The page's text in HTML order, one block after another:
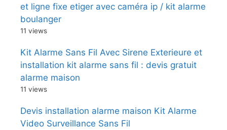
et ligne fixe etiger avec caméra ip / kit alarme
boulanger
11 views
Kit Alarme Sans Fil Avec Sirene Exterieure et
installation kit alarme sans fil : devis gratuit
alarme maison
11 views
Devis installation alarme maison Kit Alarme
Video Surveillance Sans Fil